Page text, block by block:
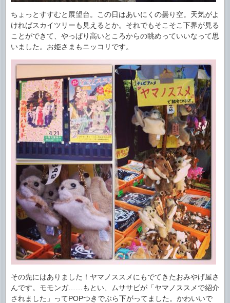
ちょっとすすむと展望台。この日はあいにくの曇り空。天気がよ
ければスカイツリーも見えるとか。それでもそこそこ下界が見る
ことができて、やっぱり高いところからの眺めっていいなって思
いました。お姫さまもニッコリです。
その先にはありました！ヤマノススメにもでてきたおみやげ屋さ
んです。モモンガ……もとい、ムササビが「ヤマノススメで紹介
されました」ってPOPつきでぶら下がってました。かわいいで